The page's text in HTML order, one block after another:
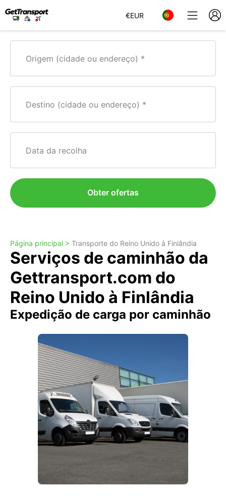
€EUR
Origem (cidade ou endereço)
Destino (cidade ou endereço)
Data da recolha
Obter ofertas
Página principal > Transporte do Reino Unido à Finlândia
Serviços de caminhão da
Gettransport.com do
Reino Unido à Finlândia
Expedição de carga por caminhão